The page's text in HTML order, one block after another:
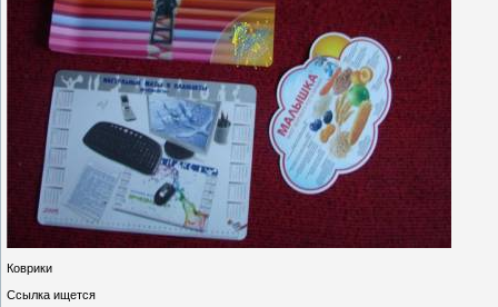
Коврики
Ссылка ищется